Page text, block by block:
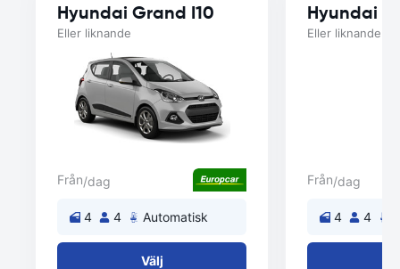
Hyundai Grand I10
Eller liknande
Från/dag
4 4 Automatisk
Välj
Hyundai
Eller liknande
Från/dag
4 4